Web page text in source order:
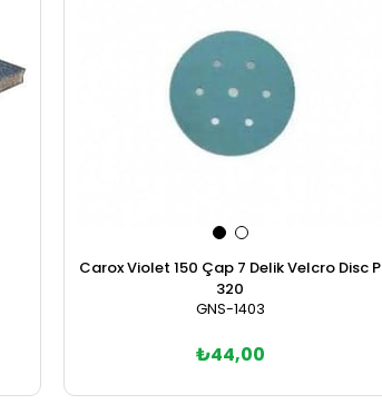
Carox Violet 150 Çap 7 Delik Velcro Disc P
320
GNS-1403
₺44,00